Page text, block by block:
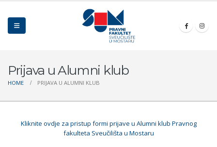
Prijava u Alumni klub
HOME PRIJAVA U ALUMNI KLUB
Kliknite ovdje za pristup formi prijave u Alumni klub Pravnog
fakulteta Sveučilišta u Mostaru